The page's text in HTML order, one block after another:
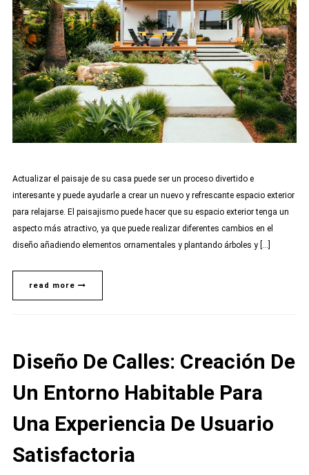
Actualizar el paisaje de su casa puede ser un proceso divertido e
interesante y puede ayudarle a crear un nuevo y refrescante espacio exterior
para relajarse. El paisajismo puede hacer que su espacio exterior tenga un
aspecto más atractivo, ya que puede realizar diferentes cambios en el
diseño añadiendo elementos ornamentales y plantando árboles y […]
read more
Diseño De Calles: Creación De
Un Entorno Habitable Para
Una Experiencia De Usuario
Satisfactoria